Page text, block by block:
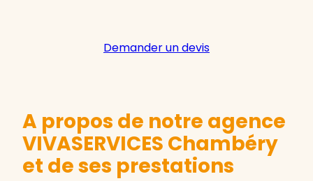
Demander un devis
A propos de notre agence
VIVASERVICES Chambéry
et de ses prestations